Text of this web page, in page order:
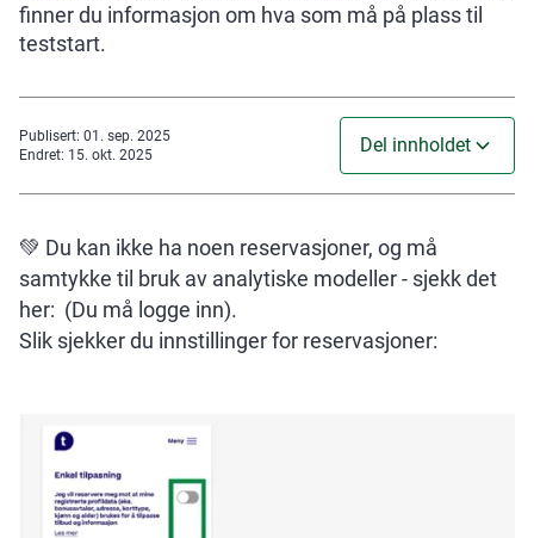
finner du informasjon om hva som må på plass til
teststart.
Publisert: 01. sep. 2025
Endret: 15. okt. 2025 Del innholdet
💚 Du kan ikke ha noen reservasjoner, og må
samtykke til bruk av analytiske modeller - sjekk det
her: (Du må logge inn).
Slik sjekker du innstillinger for reservasjoner: